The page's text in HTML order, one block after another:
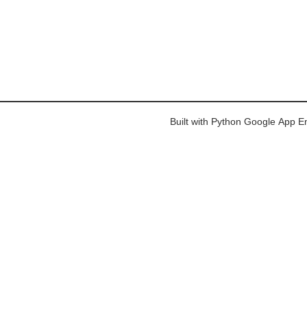
Built with Python Google App